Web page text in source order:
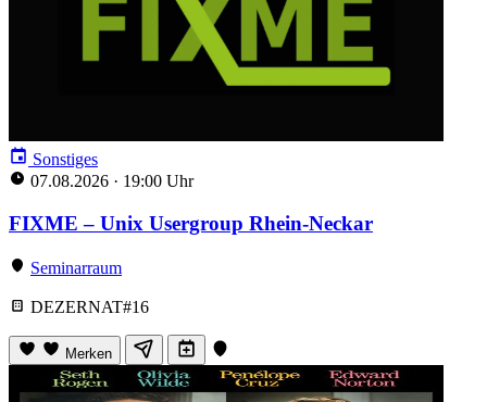
Sonstiges
07.08.2026 · 19:00 Uhr
FIXME – Unix Usergroup Rhein-Neckar
Seminarraum
DEZERNAT#16
Merken